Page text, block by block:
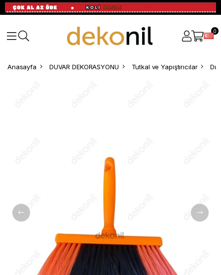
0
Anasayfa DUVAR DEKORASYONU Tutkal ve Yapıştırıcılar